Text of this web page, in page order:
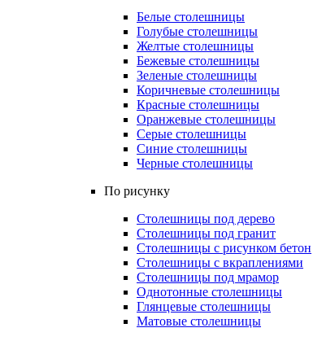
Белые столешницы
Голубые столешницы
Желтые столешницы
Бежевые столешницы
Зеленые столешницы
Коричневые столешницы
Красные столешницы
Оранжевые столешницы
Серые столешницы
Синие столешницы
Черные столешницы
По рисунку
Столешницы под дерево
Столешницы под гранит
Столешницы с рисунком бетон
Столешницы с вкраплениями
Столешницы под мрамор
Однотонные столешницы
Глянцевые столешницы
Матовые столешницы